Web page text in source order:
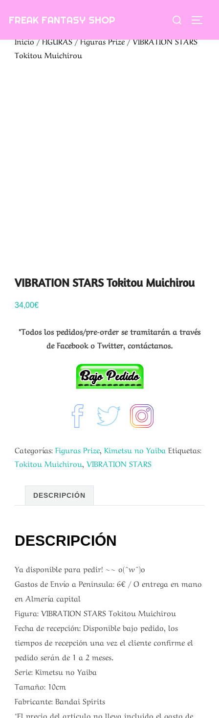
FREAK FANTASY SHOP Buscar:
Inicio/FIGURAS/Figuras Prize/ VIBRATION STARS
Tokitou Muichirou
VIBRATION STARS Tokitou Muichirou
34,00€
*Todos los pedidos/pre-order se tramitarán a través
de Facebook o Twitter, contáctanos.
Categorías: Figuras Prize, Kimetsu no Yaiba Etiquetas:
Tokitou Muichirou, VIBRATION STARS
DESCRIPCIÓN
DESCRIPCIÓN
Ya disponible para pedir! ~~ o(^w^)o
Gastos de Envío a Peninsula: 6€ / O entrega en mano
en Almería capital
Figura: VIBRATION STARS Tokitou Muichirou
Fecha de recepción: Disponible bajo pedido, los
tiempos de recepción una vez el cliente confirme el
pedido serán de 1 a 2 meses.
Serie: Kimetsu no Yaiba
Tamaño: 10cm
Fabricante: Bandai Spirits
*El precio del articulo no lleva incluido el gasto de